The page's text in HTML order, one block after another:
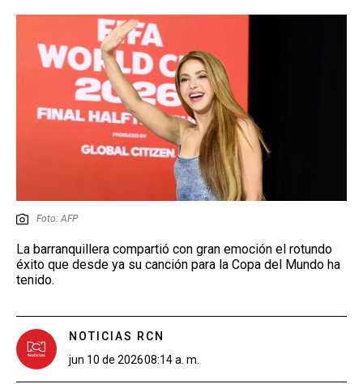
EMISIÓN 11:30 PM
Foto: AFP
La barranquillera compartió con gran emoción el rotundo
éxito que desde ya su canción para la Copa del Mundo ha
tenido.
NOTICIAS RCN
jun 10 de 202608:14 a. m.